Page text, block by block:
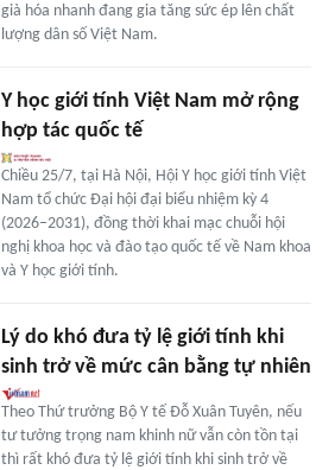
già hóa nhanh đang gia tăng sức ép lên chất
lượng dân số Việt Nam.
Y học giới tính Việt Nam mở rộng
hợp tác quốc tế
Chiều 25/7, tại Hà Nội, Hội Y học giới tính Việt
Nam tổ chức Đại hội đại biểu nhiệm kỳ 4
(2026–2031), đồng thời khai mạc chuỗi hội
nghị khoa học và đào tạo quốc tế về Nam khoa
và Y học giới tính.
Lý do khó đưa tỷ lệ giới tính khi
sinh trở về mức cân bằng tự nhiên
Theo Thứ trưởng Bộ Y tế Đỗ Xuân Tuyên, nếu
tư tưởng trọng nam khinh nữ vẫn còn tồn tại
thì rất khó đưa tỷ lệ giới tính khi sinh trở về